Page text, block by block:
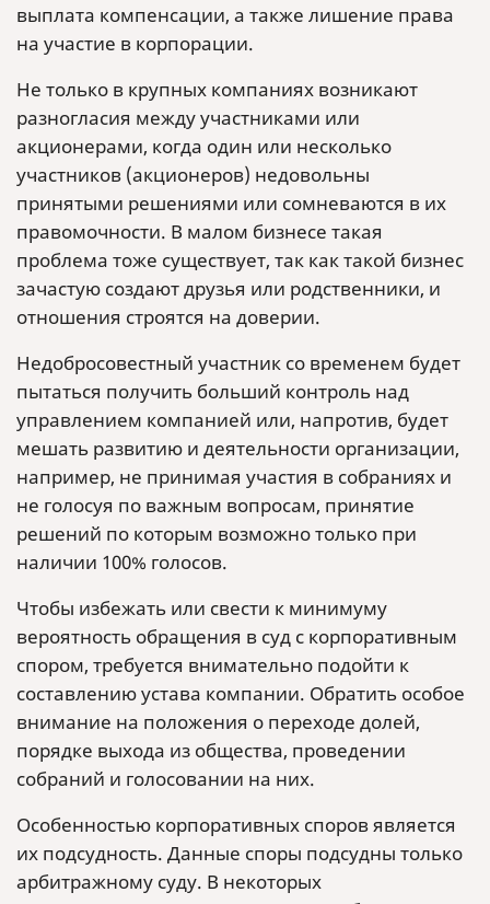
выплата компенсации, а также лишение права
на участие в корпорации.
Не только в крупных компаниях возникают
разногласия между участниками или
акционерами, когда один или несколько
участников (акционеров) недовольны
принятыми решениями или сомневаются в их
правомочности. В малом бизнесе такая
проблема тоже существует, так как такой бизнес
зачастую создают друзья или родственники, и
отношения строятся на доверии.
Недобросовестный участник со временем будет
пытаться получить больший контроль над
управлением компанией или, напротив, будет
мешать развитию и деятельности организации,
например, не принимая участия в собраниях и
не голосуя по важным вопросам, принятие
решений по которым возможно только при
наличии 100% голосов.
Чтобы избежать или свести к минимуму
вероятность обращения в суд с корпоративным
спором, требуется внимательно подойти к
составлению устава компании. Обратить особое
внимание на положения о переходе долей,
порядке выхода из общества, проведении
собраний и голосовании на них.
Особенностью корпоративных споров является
их подсудность. Данные споры подсудны только
арбитражному суду. В некоторых